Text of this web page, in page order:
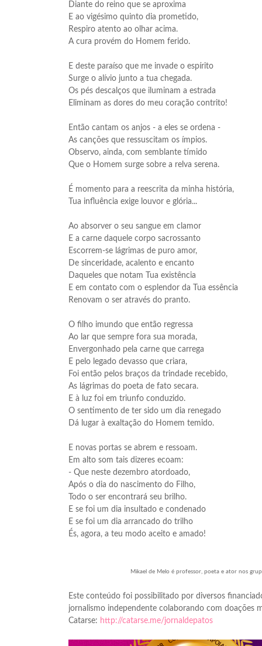
Diante do reino que se aproxima
E ao vigésimo quinto dia prometido,
Respiro atento ao olhar acima.
A cura provém do Homem ferido.
E deste paraíso que me invade o espírito
Surge o alívio junto a tua chegada.
Os pés descalços que iluminam a estrada
Eliminam as dores do meu coração contrito!
Então cantam os anjos - a eles se ordena -
As canções que ressuscitam os ímpios.
Observo, ainda, com semblante tímido
Que o Homem surge sobre a relva serena.
É momento para a reescrita da minha história,
Tua influência exige louvor e glória...
Ao absorver o seu sangue em clamor
E a carne daquele corpo sacrossanto
Escorrem-se lágrimas de puro amor,
De sinceridade, acalento e encanto
Daqueles que notam Tua existência
E em contato com o esplendor da Tua essência
Renovam o ser através do pranto.
O filho imundo que então regressa
Ao lar que sempre fora sua morada,
Envergonhado pela carne que carrega
E pelo legado devasso que criara,
Foi então pelos braços da trindade recebido,
As lágrimas do poeta de fato secara.
E à luz foi em triunfo conduzido.
O sentimento de ter sido um dia renegado
Dá lugar à exaltação do Homem temido.
E novas portas se abrem e ressoam.
Em alto som tais dizeres ecoam:
- Que neste dezembro atordoado,
Após o dia do nascimento do Filho,
Todo o ser encontrará seu brilho.
E se foi um dia insultado e condenado
E se foi um dia arrancado do trilho
És, agora, a teu modo aceito e amado!
Mikael de Melo é professor, poeta e ator nos
Este conteúdo foi possibilitado por diversos
jornalismo independente colaborando com doações
Catarse: http://catarse.me/jornaldepatos